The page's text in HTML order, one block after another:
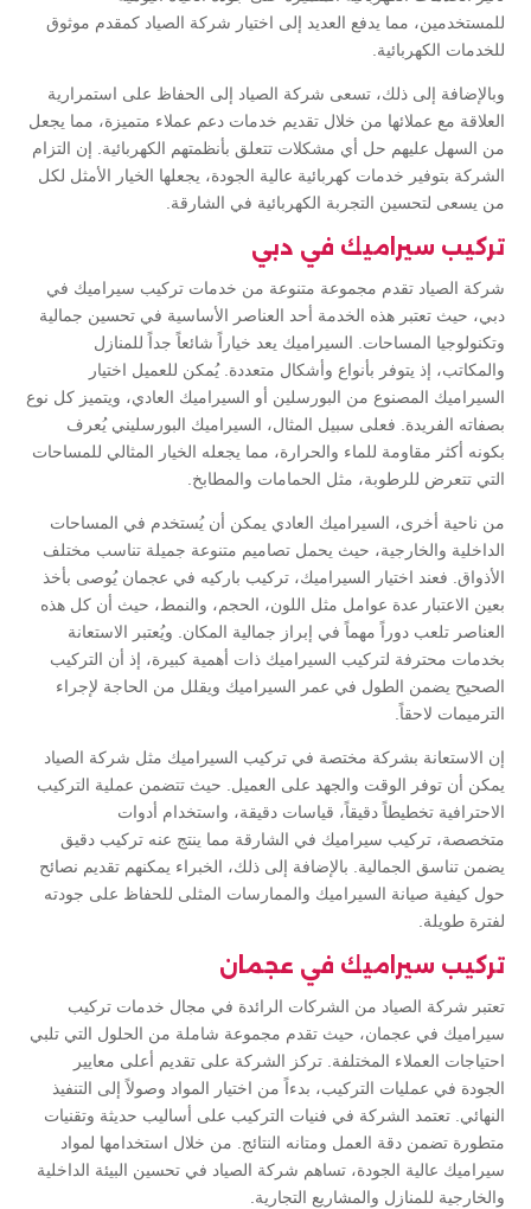
للمستخدمين، مما يدفع العديد إلى اختيار شركة الصياد كمقدم موثوق
للخدمات الكهربائية.
وبالإضافة إلى ذلك، تسعى شركة الصياد إلى الحفاظ على استمرارية
العلاقة مع عملائها من خلال تقديم خدمات دعم عملاء متميزة، مما يجعل
من السهل عليهم حل أي مشكلات تتعلق بأنظمتهم الكهربائية. إن التزام
الشركة بتوفير خدمات كهربائية عالية الجودة، يجعلها الخيار الأمثل لكل
من يسعى لتحسين التجربة الكهربائية في الشارقة.
تركيب سيراميك في دبي
شركة الصياد تقدم مجموعة متنوعة من خدمات تركيب سيراميك في
دبي، حيث تعتبر هذه الخدمة أحد العناصر الأساسية في تحسين جمالية
وتكنولوجيا المساحات. السيراميك يعد خياراً شائعاً جداً للمنازل
والمكاتب، إذ يتوفر بأنواع وأشكال متعددة. يُمكن للعميل اختيار
السيراميك المصنوع من البورسلين أو السيراميك العادي، ويتميز كل نوع
بصفاته الفريدة. فعلى سبيل المثال، السيراميك البورسليني يُعرف
بكونه أكثر مقاومة للماء والحرارة، مما يجعله الخيار المثالي للمساحات
التي تتعرض للرطوبة، مثل الحمامات والمطابخ.
من ناحية أخرى، السيراميك العادي يمكن أن يُستخدم في المساحات
الداخلية والخارجية، حيث يحمل تصاميم متنوعة جميلة تناسب مختلف
الأذواق. فعند اختيار السيراميك، تركيب باركيه في عجمان يُوصى بأخذ
بعين الاعتبار عدة عوامل مثل اللون، الحجم، والنمط، حيث أن كل هذه
العناصر تلعب دوراً مهماً في إبراز جمالية المكان. ويُعتبر الاستعانة
بخدمات محترفة لتركيب السيراميك ذات أهمية كبيرة، إذ أن التركيب
الصحيح يضمن الطول في عمر السيراميك ويقلل من الحاجة لإجراء
الترميمات لاحقاً.
إن الاستعانة بشركة مختصة في تركيب السيراميك مثل شركة الصياد
يمكن أن توفر الوقت والجهد على العميل. حيث تتضمن عملية التركيب
الاحترافية تخطيطاً دقيقاً، قياسات دقيقة، واستخدام أدوات
متخصصة، تركيب سيراميك في الشارقة مما ينتج عنه تركيب دقيق
يضمن تناسق الجمالية. بالإضافة إلى ذلك، الخبراء يمكنهم تقديم نصائح
حول كيفية صيانة السيراميك والممارسات المثلى للحفاظ على جودته
لفترة طويلة.
تركيب سيراميك في عجمان
تعتبر شركة الصياد من الشركات الرائدة في مجال خدمات تركيب
سيراميك في عجمان، حيث تقدم مجموعة شاملة من الحلول التي تلبي
احتياجات العملاء المختلفة. تركز الشركة على تقديم أعلى معايير
الجودة في عمليات التركيب، بدءاً من اختيار المواد وصولاً إلى التنفيذ
النهائي. تعتمد الشركة في فنيات التركيب على أساليب حديثة وتقنيات
متطورة تضمن دقة العمل ومتانه النتائج. من خلال استخدامها لمواد
سيراميك عالية الجودة، تساهم شركة الصياد في تحسين البيئة الداخلية
والخارجية للمنازل والمشاريع التجارية.